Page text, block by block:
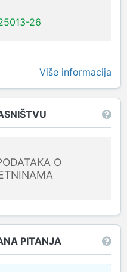
26
Više informacija
O
PITANJA